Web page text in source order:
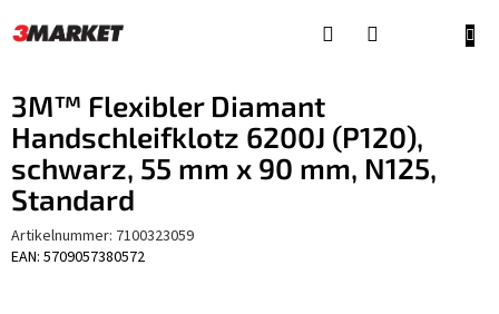
Inhalt
3M™ Flexibler Diamant
Handschleifklotz 6200J (P120),
schwarz, 55 mm x 90 mm, N125,
Standard
Artikelnummer: 7100323059
EAN: 5709057380572